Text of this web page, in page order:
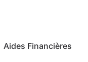
Aides Financières